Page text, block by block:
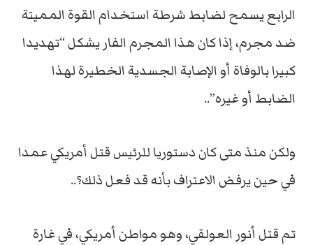
الرابع يسمح لضابط شرطة استخدام القوة المميتة
ضد مجرم، إذا كان هذا المجرم الفار يشكل “تهديدا
كبيرا بالوفاة أو الإصابة الجسدية الخطيرة لهذا
الضابط أو غيره”..
ولكن منذ متى كان دستوريا للرئيس قتل أمريكي عمدا
في حين يرفض الاعتراف بأنه قد فعل ذلك؟..
تم قتل أنور العولقي، وهو مواطن أمريكي، في غارة